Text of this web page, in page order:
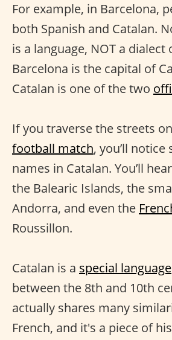
For example, in Barcelona,
both Spanish and Catalan.
is a language, NOT a dialect
Barcelona is the capital of
Catalan is one of the two
If you traverse the streets
football match, you’ll
names in Catalan. You’ll
the Balearic Islands, the
Andorra, and even the
Roussillon.
Catalan is a special language
between the 8th and 10th
actually shares many
French, and it's a piece of